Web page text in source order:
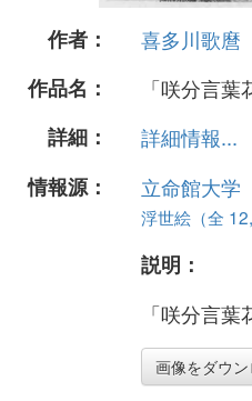
作者：
喜多川歌麿
作品名：
「咲分言葉
詳細：
詳細情報...
情報源：
立命館大学
浮世絵（全
説明：
「咲分言葉
画像をダウン